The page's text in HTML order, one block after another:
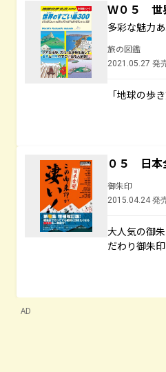
Ｗ０５ 世
多彩な魅力
旅の図鑑
2021.05.27 発
「地球の歩
０５ 日本
御朱印
2015.04.24 発
大人気の御
だわり御朱
AD